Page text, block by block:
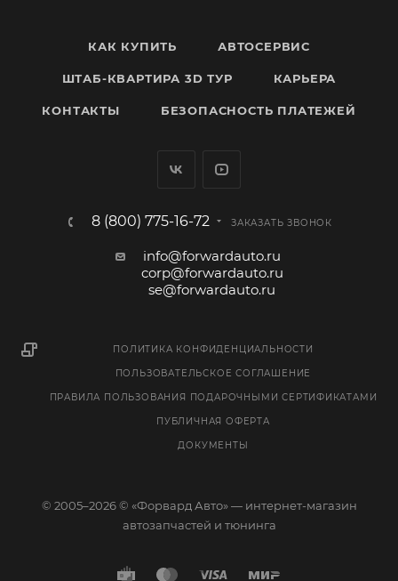
КАК КУПИТЬ АВТОСЕРВИС
ШТАБ-КВАРТИРА 3D ТУР КАРЬЕРА
КОНТАКТЫ БЕЗОПАСНОСТЬ ПЛАТЕЖЕЙ
8 (800) 775-16-72 ЗАКАЗАТЬ ЗВОНОК
info@forwardauto.ru
corp@forwardauto.ru
se@forwardauto.ru
ПОЛИТИКА КОНФИДЕНЦИАЛЬНОСТИ
ПОЛЬЗОВАТЕЛЬСКОЕ СОГЛАШЕНИЕ
ПРАВИЛА ПОЛЬЗОВАНИЯ ПОДАРОЧНЫМИ СЕРТИФИКАТАМИ
ПУБЛИЧНАЯ ОФЕРТА
ДОКУМЕНТЫ
© 2005–2026 © «Форвард Авто» — интернет-магазин
автозапчастей и тюнинга